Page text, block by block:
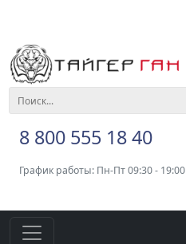
8 800 555 18 40
График работы: Пн-Пт 09:30 - 19:00